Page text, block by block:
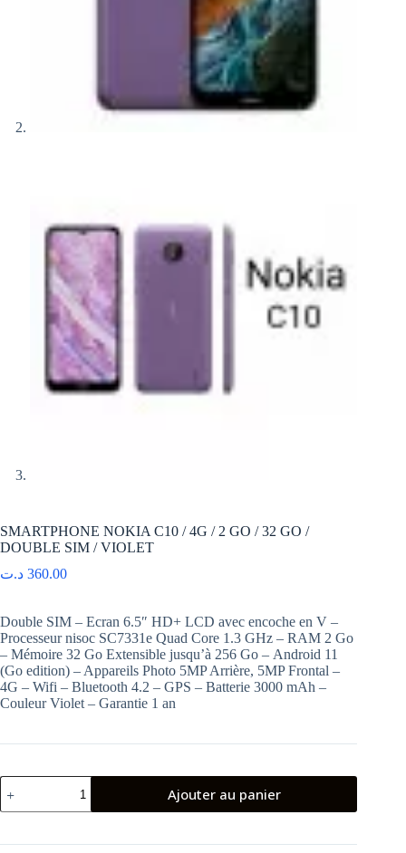
SMARTPHONE NOKIA C10 / 4G / 2 GO / 32 GO /
DOUBLE SIM / VIOLET
360.00 د.ت
Double SIM – Ecran 6.5″ HD+ LCD avec encoche en V –
Processeur nisoc SC7331e Quad Core 1.3 GHz – RAM 2 Go
– Mémoire 32 Go Extensible jusqu’à 256 Go – Android 11
(Go edition) – Appareils Photo 5MP Arrière, 5MP Frontal –
4G – Wifi – Bluetooth 4.2 – GPS – Batterie 3000 mAh –
Couleur Violet – Garantie 1 an
quantité
de
SMARTPHONE
C10
Ajouter au panier